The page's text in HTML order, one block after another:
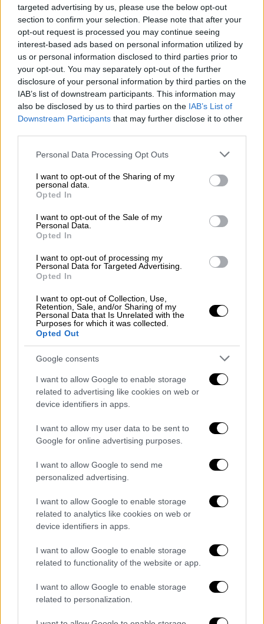
targeted advertising by us, please use the below opt-out
section to confirm your selection. Please note that after your
opt-out request is processed you may continue seeing
interest-based ads based on personal information utilized by
us or personal information disclosed to third parties prior to
your opt-out. You may separately opt-out of the further
disclosure of your personal information by third parties on the
IAB’s list of downstream participants. This information may
also be disclosed by us to third parties on the IAB’s List of
Downstream Participants that may further disclose it to other
Please note that this website/app uses one or more Google
not limited to your visit or usage behaviour. You may click to
grant or deny consent to Google and its third-party tags to
use your data for below specified purposes in below Google
consent section.
Personal Data Processing Opt Outs
I want to opt-out of the Sharing of my
personal data.
Opted In
I want to opt-out of the Sale of my
Personal Data.
Opted In
I want to opt-out of processing my
Personal Data for Targeted Advertising.
Opted In
I want to opt-out of Collection, Use,
Retention, Sale, and/or Sharing of my
Personal Data that Is Unrelated with the
Purposes for which it was collected.
Opted Out
Google consents
I want to allow Google to enable storage
related to advertising like cookies on web or
device identifiers in apps.
I want to allow my user data to be sent to
Google for online advertising purposes.
I want to allow Google to send me
personalized advertising.
I want to allow Google to enable storage
related to analytics like cookies on web or
device identifiers in apps.
I want to allow Google to enable storage
related to functionality of the website or app.
I want to allow Google to enable storage
related to personalization.
ΔΙΑΒΑΣΤΕ ΕΠΙΣΗΣ
22.05.2025 05:20
Σύρος: Ένα ιδανικός καλοκαιρινός
προορισμός
«Νεοκλασσική Κομψότητα»
ταξιδιωτικό ιστότοπο τηςΟλλανδίας? που
εξειδικεύεται αποκλειστικά στην Ελλάδα k?
αι που διαβάζουν εκατομμύρια ταξιδιώτες,
αρχόντισσα των Κυκλάδων κερδίζει την
πρωτιά.
«Νεοκλασσική Κομψότητα»αποκαλεί την
ο συντάκτης της λίστας τονίζοντας
πως «η πρωτεύουσα των Κυκλάδων
αποτελεί ένα ιδιαίτερο μείγμα ελληνικής
αισθητικής και ευρωπαϊκής μεγαλοπρέπειας.
Στην πόλη τηςΕρμούποληςη ιστορία
"ζωντανεύει" ?στις μαρμάρινες πλατείες, τα
νεοκλασικά αρχοντικά και το επιβλητικό
δημαρχείο στην πλατεία Μιαούλη? που είναι
σχεδιασμένο από τον Βαυαρό αρχιτέκτονα
Ερνέστο Τσίλλερ. Το Θέατρο Απόλλων
"φιλοξενεί" τακτικά παραστάσεις και
Σύρου εντυπωσιάζει με τα μεσαιωνικά
σοκάκια και την υπέροχη θέα στη θάλασσα».
Τον κατάλογο του Griekenland.net
συμπληρώνουν νησιά από τις Κυκλάδες, τα
Δωδεκάνησα και τα Επτάνησα. ?
Η νέα ?διάκριση εντάσσεται στις
ενημερωτικές προσπάθειες τουΔήμου
Σύρου-Ερμούποληςγια την ανάδειξη των
διαφορετικών στοιχείων του προορισμού.